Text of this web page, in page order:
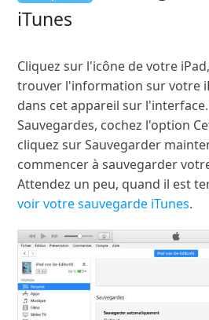
iTunes
Cliquez sur l'icône de votre
trouver l'information sur votre
dans cet appareil sur
Sauvegardes, cochez l'option
cliquez sur Sauvegarder
commencer à sauvegarder
Attendez un peu, quand il est
voir votre sauvegarde iTunes.